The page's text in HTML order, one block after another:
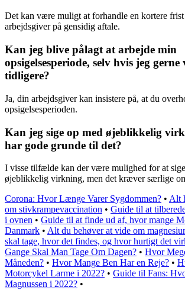
Det kan være muligt at forhandle en kortere
arbejdsgiver på gensidig aftale.
Kan jeg blive pålagt at arbejde min
opsigelsesperiode, selv hvis jeg
tidligere?
Ja, din arbejdsgiver kan insistere på, at du
opsigelsesperioden.
Kan jeg sige op med øjeblikkelig
har gode grunde til det?
I visse tilfælde kan der være mulighed for at
øjeblikkelig virkning, men det kræver særlige
Corona: Hvor Længe Varer Sygdommen? • Alt
om stivkrampevaccination • Guide til at
i ovnen • Guide til at finde ud af, hvor mange
Danmark • Alt du behøver at vide om
skal tage, hvor det findes, og hvor hurtigt det
Gange Skal Man Tage Om Dagen? • Hvor
Måneden? • Hvor Mange Ben Har en Reje? •
Motorcykel Larme i 2022? • Guide til Fans:
Magnussen i 2022? •